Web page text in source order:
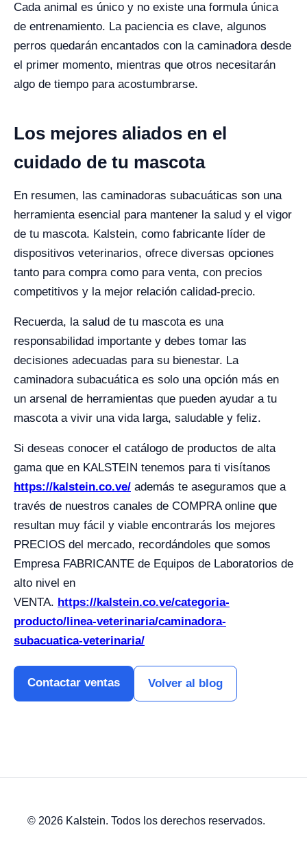
Cada animal es único y no existe una formula única
de entrenamiento. La paciencia es clave, algunos
perros quedarán encantados con la caminadora desde
el primer momento, mientras que otros necesitarán
algo de tiempo para acostumbrarse.
Los mejores aliados en el
cuidado de tu mascota
En resumen, las caminadoras subacuáticas son una
herramienta esencial para mantener la salud y el vigor
de tu mascota. Kalstein, como fabricante líder de
dispositivos veterinarios, ofrece diversas opciones
tanto para compra como para venta, con precios
competitivos y la mejor relación calidad-precio.
Recuerda, la salud de tu mascota es una
responsabilidad importante y debes tomar las
decisiones adecuadas para su bienestar. La
caminadora subacuática es solo una opción más en
un arsenal de herramientas que pueden ayudar a tu
mascota a vivir una vida larga, saludable y feliz.
Si deseas conocer el catálogo de productos de alta
gama que en KALSTEIN tenemos para ti visítanos
https://kalstein.co.ve/ además te aseguramos que a
través de nuestros canales de COMPRA online que
resultan muy fácil y viable encontrarás los mejores
PRECIOS del mercado, recordándoles que somos
Empresa FABRICANTE de Equipos de Laboratorios de
alto nivel en
VENTA. https://kalstein.co.ve/categoria-
producto/linea-veterinaria/caminadora-
subacuatica-veterinaria/
Contactar ventas Volver al blog
© 2026 Kalstein. Todos los derechos reservados.